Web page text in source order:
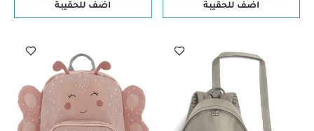
اضف للحقيبة اضف للحقيبة